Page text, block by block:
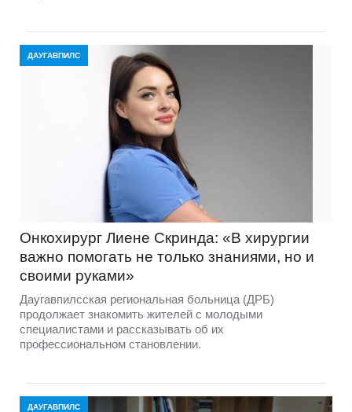
ДАУГАВПИЛС
Онкохирург Лиене Скринда: «В хирургии
важно помогать не только знаниями, но и
своими руками»
Даугавпилсская региональная больница (ДРБ)
продолжает знакомить жителей с молодыми
специалистами и рассказывать об их
профессиональном становлении.
ДАУГАВПИЛС